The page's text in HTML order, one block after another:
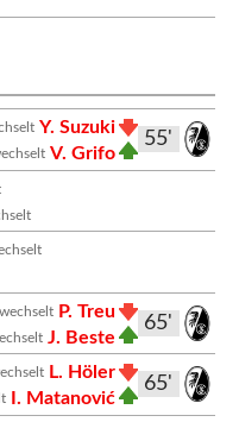
55'
Y. Suzuki
V. Grifo
65'
P. Treu
J. Beste
65'
L. Höler
I. Matanović